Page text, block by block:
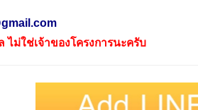
ไม่ใช่เจ้าของโครงการนะครับ